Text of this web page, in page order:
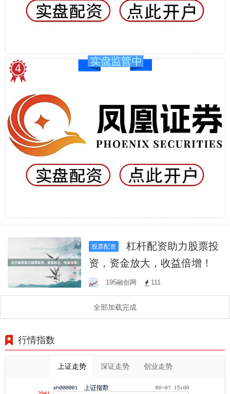
股票配资
杠杆配资助力股票投
资，资金放大，收益倍增！
195融创网 111
全部加载完成
行情指数
上证走势 深证走势 创业走势